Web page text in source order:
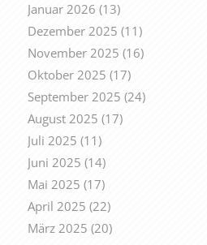
Januar 2026 (13)
Dezember 2025 (11)
November 2025 (16)
Oktober 2025 (17)
September 2025 (24)
August 2025 (17)
Juli 2025 (11)
Juni 2025 (14)
Mai 2025 (17)
April 2025 (22)
März 2025 (20)